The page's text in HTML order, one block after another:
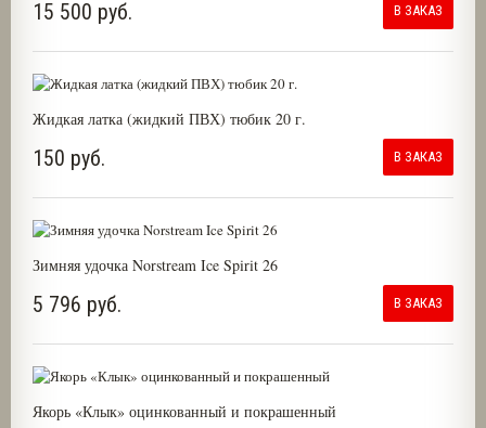
15 500 руб. В ЗАКАЗ
Жидкая латка (жидкий ПВХ) тюбик 20 г.
150 руб. В ЗАКАЗ
Зимняя удочка Norstream Ice Spirit 26
5 796 руб. В ЗАКАЗ
Якорь «Клык» оцинкованный и покрашенный